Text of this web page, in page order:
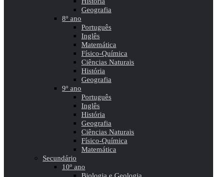
Geografia
8º ano
Português
Inglês
Matemática
Físico-Química
Ciências Naturais
História
Geografia
9º ano
Português
Inglês
História
Geografia
Ciências Naturais
Físico-Química
Matemática
Secundário
10º ano